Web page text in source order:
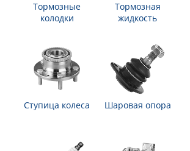
Тормозные
колодки
Тормозная
жидкость
Ступица колеса Шаровая опора